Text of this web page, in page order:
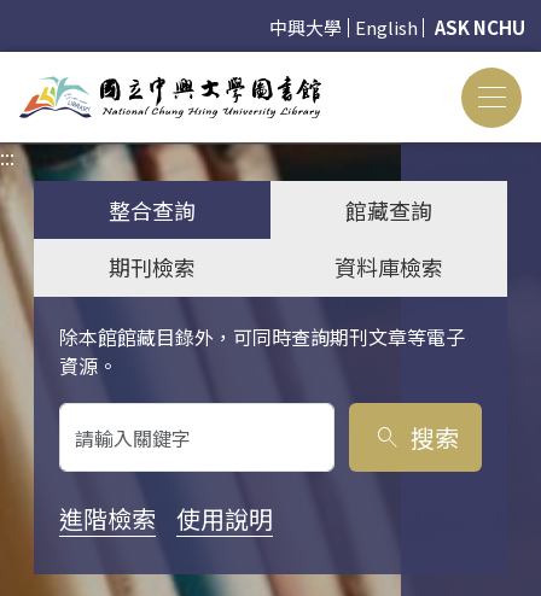
中興大學 English ASK NCHU
:::
整合查詢
館藏查詢
期刊檢索
資料庫檢索
除本館館藏目錄外，可同時查詢期刊文章等電子
資源。
關鍵字搜尋
search 搜索
進階檢索 使用說明